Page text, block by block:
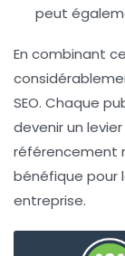
peut
En combinant
SEO. Chaque
devenir un
référencement
bénéfique pour
entreprise.